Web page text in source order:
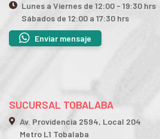
Lunes a Viernes de 12:00 - 19:30 hrs
Sábados de 12:00 a 17:30 hrs
Enviar mensaje
SUCURSAL TOBALABA
Av. Providencia 2594, Local 204
Metro L1 Tobalaba